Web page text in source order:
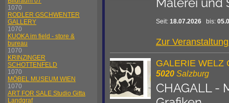
1070
RODLER GSCHWENTER
GALLERY
1070
KUOKA im field - store &
bureau
1070
KRINZINGER
SCHOTTENFELD
1070
MÖBEL MUSEUM WIEN
1070
ART FOR SALE Studio Gitta
Landgraf
Malerei und
Seit: 18.07.2026 bis:
Zur
GALERIE WELZ
5020 Salzburg
CHAGALL -